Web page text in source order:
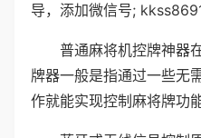
导，添加微信号;
普通麻将机控牌神器
牌器一般是指通过一些无
作就能实现控制麻将牌功